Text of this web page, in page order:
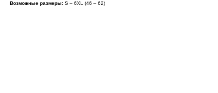
Возможные размеры: S – 6XL (46 – 62)